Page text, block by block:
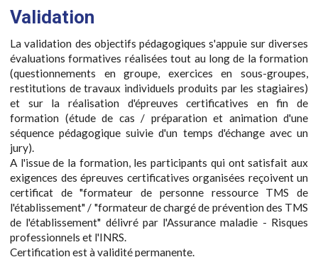
Validation
La validation des objectifs pédagogiques s'appuie sur diverses
évaluations formatives réalisées tout au long de la formation
(questionnements en groupe, exercices en sous-groupes,
restitutions de travaux individuels produits par les stagiaires)
et sur la réalisation d'épreuves certificatives en fin de
formation (étude de cas / préparation et animation d'une
séquence pédagogique suivie d'un temps d'échange avec un
jury).
A l'issue de la formation, les participants qui ont satisfait aux
exigences des épreuves certificatives organisées reçoivent un
certificat de "formateur de personne ressource TMS de
l'établissement" / "formateur de chargé de prévention des TMS
de l'établissement" délivré par l'Assurance maladie - Risques
professionnels et l'INRS.
Certification est à validité permanente.